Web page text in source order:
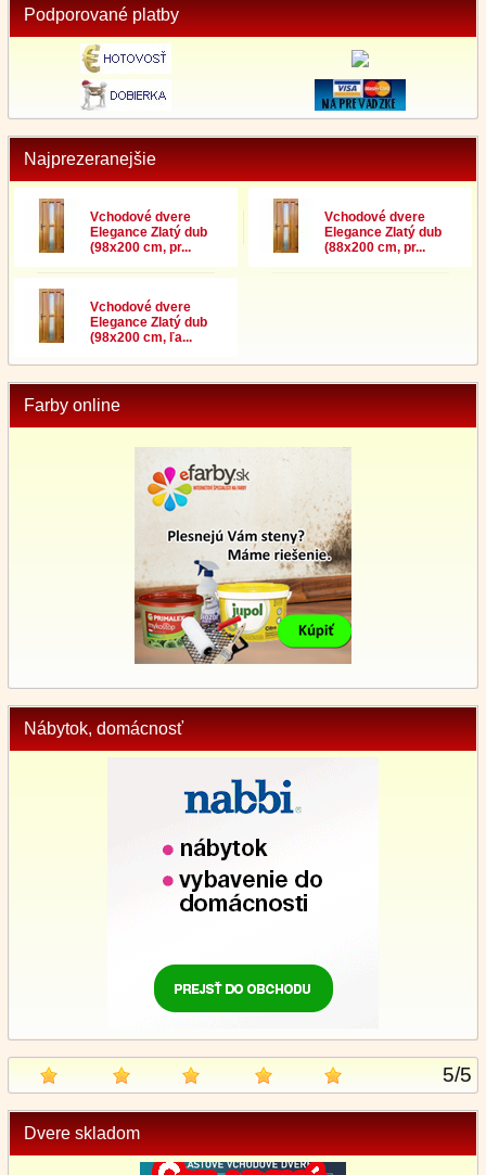
Podporované platby
Najprezeranejšie
Vchodové dvere
Elegance Zlatý dub
(98x200 cm, pr...
Vchodové dvere
Elegance Zlatý dub
(88x200 cm, pr...
Vchodové dvere
Elegance Zlatý dub
(98x200 cm, ľa...
Farby online
Nábytok, domácnosť
5/5
Dvere skladom